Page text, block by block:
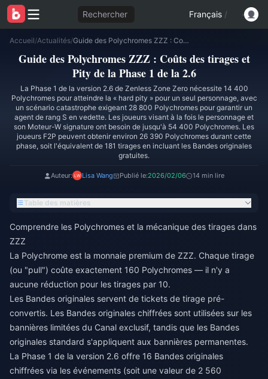
Rechercher Français /
Accueil/Actualités/ Guide des Polychromes ZZZ : Coûts des tirages et Pity de la Phase 1 de la 2.6
Guide des Polychromes ZZZ : Coûts des tirages et
Pity de la Phase 1 de la 2.6
La Phase 1 de la version 2.6 de Zenless Zone Zero nécessite 14 400
Polychromes pour atteindre la « hard pity » pour un seul personnage, avec
un scénario catastrophe exigeant 28 800 Polychromes pour garantir un
agent de rang S en vedette. Les joueurs visant à la fois le personnage et
son Moteur-W signature ont besoin de jusqu'à 54 400 Polychromes. Les
joueurs F2P peuvent obtenir environ 26 390 Polychromes durant cette
phase, soit l'équivalent de 181 tirages en incluant les Bandes originales
gratuites.
Auteur: Lisa Wang Publié le:2026/02/06 14 min lire
Table des matières
Comprendre les Polychromes et la mécanique des tirages dans
ZZZ
La Polychrome est la monnaie premium de ZZZ. Chaque tirage
(ou "pull") coûte exactement 160 Polychromes — il n'y a
aucune réduction pour les tirages par 10.
Les Bandes originales servent de tickets de tirage pré-
convertis. Les Bandes originales chiffrées sont utilisées sur les
bannières limitées du Canal exclusif, tandis que les Bandes
originales standard s'appliquent aux bannières permanentes.
La Phase 1 de la version 2.6 offre 16 Bandes originales
chiffrées via les événements (soit une valeur de 2 560